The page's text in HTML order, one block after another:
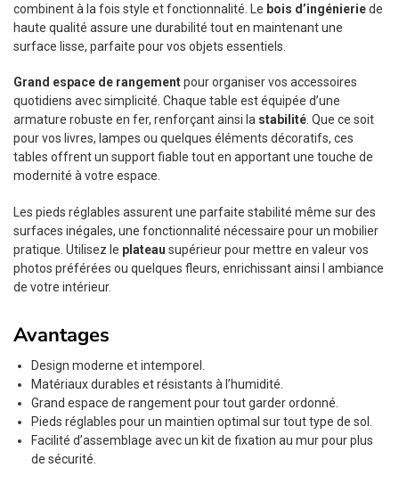
combinent à la fois style et fonctionnalité. Le bois d’ingénieriede
haute qualité assure une durabilité tout en maintenant une
surface lisse, parfaite pour vos objets essentiels.
Grand espace de rangementpour organiser vos accessoires
quotidiens avec simplicité. Chaque table est équipée d’une
armature robuste en fer, renforçant ainsi la stabilité. Que ce soit
pour vos livres, lampes ou quelques éléments décoratifs, ces
tables offrent un support fiable tout en apportant une touche de
modernité à votre espace.
Les pieds réglables assurent une parfaite stabilité même sur des
surfaces inégales, une fonctionnalité nécessaire pour un mobilier
pratique. Utilisez le plateau supérieur pour mettre en valeur vos
photos préférées ou quelques fleurs, enrichissant ainsi l ambiance
de votre intérieur.
Avantages
Design moderne et intemporel.
Matériaux durables et résistants à l’humidité.
Grand espace de rangement pour tout garder ordonné.
Pieds réglables pour un maintien optimal sur tout type de sol.
Facilité d’assemblage avec un kit de fixation au mur pour plus
de sécurité.